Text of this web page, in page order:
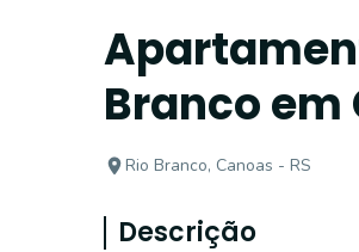
Branco em
Rio Branco, Canoas - RS
Descrição